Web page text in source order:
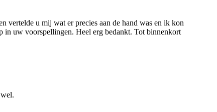
vertelde u mij wat er precies aan de hand was en ik kon
in uw voorspellingen. Heel erg bedankt. Tot binnenkort